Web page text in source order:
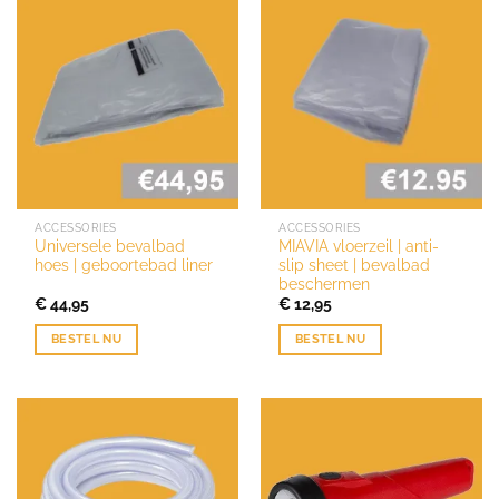
ACCESSORIES
Universele bevalbad
hoes | geboortebad liner
€44,95
BESTEL NU
ACCESSORIES
MIAVIA vloerzeil | anti-
slip sheet | bevalbad
beschermen
€12,95
BESTEL NU